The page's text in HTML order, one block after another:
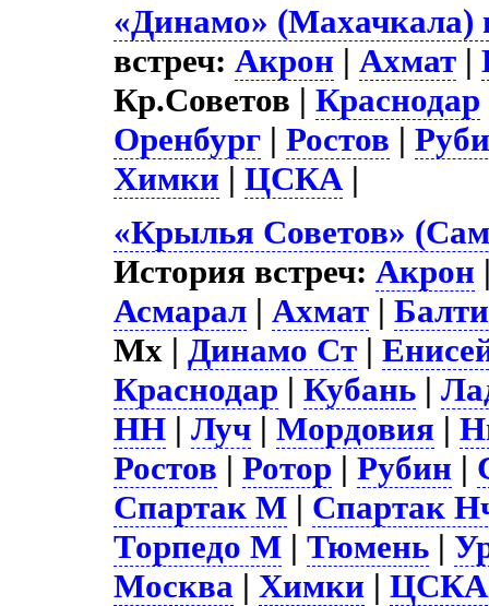
«Динамо» (Махачкала)
встреч:Акрон |Ахмат |
Кр.Советов |Краснодар
Оренбург |Ростов |
Химки |ЦСКА |
«Крылья Советов»
История встреч:Акрон
Асмарал |Ахмат |
Мх |Динамо Ст |
Краснодар |Кубань |
НН |Луч |Мордовия |
Ростов |Ротор |Рубин |
Спартак М | Спартак
Торпедо М |Тюмень |
Москва | Химки |ЦСКА